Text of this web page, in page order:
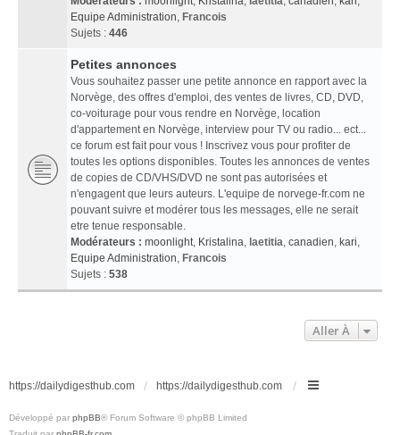
Equipe Administration, Francois
Sujets : 446
Petites annonces
Vous souhaitez passer une petite annonce en rapport avec la
Norvège, des offres d'emploi, des ventes de livres, CD, DVD,
co-voiturage pour vous rendre en Norvège, location
d'appartement en Norvège, interview pour TV ou radio... ect...
ce forum est fait pour vous ! Inscrivez vous pour profiter de
toutes les options disponibles. Toutes les annonces de ventes
de copies de CD/VHS/DVD ne sont pas autorisées et
n'engagent que leurs auteurs. L'equipe de norvege-fr.com ne
pouvant suivre et modérer tous les messages, elle ne serait
etre tenue responsable.
Modérateurs : moonlight, Kristalina, laetitia, canadien, kari,
Equipe Administration, Francois
Sujets : 538
Aller À
https://dailydigesthub.com https://dailydigesthub.com
Développé par phpBB® Forum Software © phpBB Limited